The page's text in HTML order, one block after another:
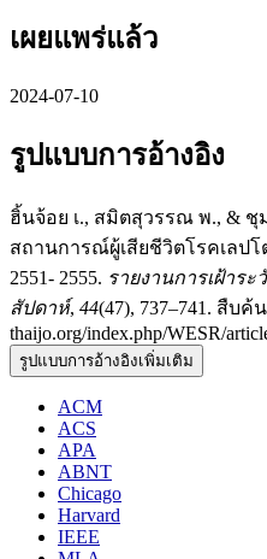
เผยแพร่แล้ว
2024-07-10
รูปแบบการอ้างอิง
ฮิ้นจ้อย เ., สมิตสุวรรณ พ., & ชุ
สถานการณ์ผู้เสียชีวิตโรคเลป
2551- 2555. รายงานการเฝ้าร
สัปดาห์, 44(47), 737–741. สืบค้
thaijo.org/index.php/WESR/
รูปแบบการอ้างอิงเพิ่มเติม
ACM
ACS
APA
ABNT
Chicago
Harvard
IEEE